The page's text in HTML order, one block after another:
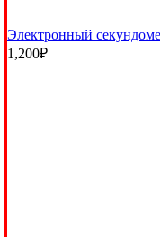
Электронный
1,200₽